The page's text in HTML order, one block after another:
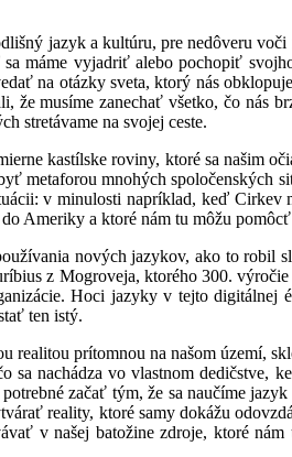
jazyk a kultúru, pre nedôveru voči
máme vyjadriť alebo pochopiť
na otázky sveta, ktorý nás
že musíme zanechať všetko, čo nás
stretávame na svojej ceste.
kastílske roviny, ktoré sa našim
metaforou mnohých spoločenských
v minulosti napríklad, keď Cirkev
Ameriky a ktoré nám tu môžu
nových jazykov, ako to robil
z Mogroveja, ktorého 300.
Hoci jazyky v tejto digitálnej
ten istý.
prítomnou na našom území,
sa nachádza vo vlastnom dedičstve,
začať tým, že sa naučíme jazyk
reality, ktoré samy dokážu
v našej batožine zdroje, ktoré